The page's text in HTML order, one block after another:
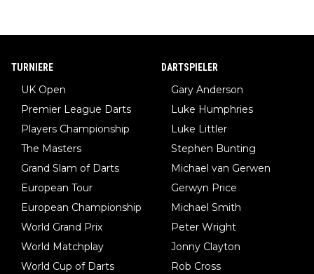
TURNIERE
UK Open
Premier League Darts
Players Championship
The Masters
Grand Slam of Darts
European Tour
European Championship
World Grand Prix
World Matchplay
World Cup of Darts
DARTSPIELER
Gary Anderson
Luke Humphries
Luke Littler
Stephen Bunting
Michael van Gerwen
Gerwyn Price
Michael Smith
Peter Wright
Jonny Clayton
Rob Cross